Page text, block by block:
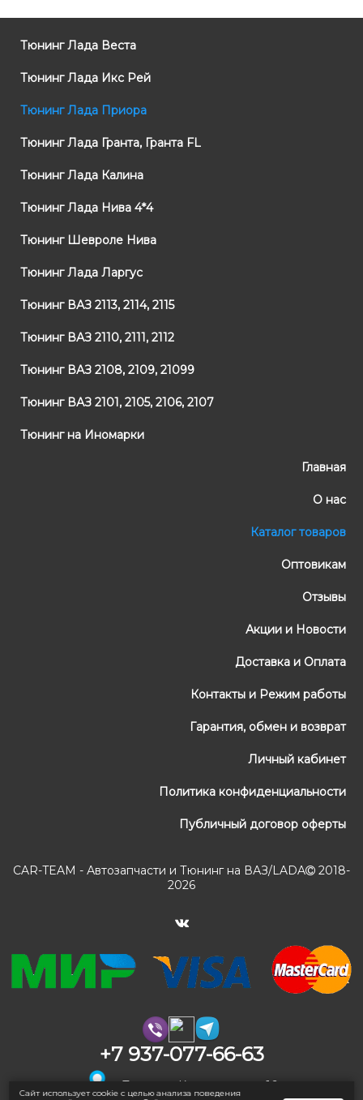
Тюнинг Лада Веста
Тюнинг Лада Икс Рей
Тюнинг Лада Приора
Тюнинг Лада Гранта, Гранта FL
Тюнинг Лада Калина
Тюнинг Лада Нива 4*4
Тюнинг Шевроле Нива
Тюнинг Лада Ларгус
Тюнинг ВАЗ 2113, 2114, 2115
Тюнинг ВАЗ 2110, 2111, 2112
Тюнинг ВАЗ 2108, 2109, 21099
Тюнинг ВАЗ 2101, 2105, 2106, 2107
Тюнинг на Иномарки
Главная
О нас
Каталог товаров
Оптовикам
Отзывы
Акции и Новости
Доставка и Оплата
Контакты и Режим работы
Гарантия, обмен и возврат
Личный кабинет
Политика конфиденциальности
Публичный договор оферты
CAR-TEAM - Автозапчасти и Тюнинг на ВАЗ/LADA
2018-
2026
+7 937-077-66-63
г. Тольятти, Коммунальная 16
Сайт использует cookie с целью анализа поведения